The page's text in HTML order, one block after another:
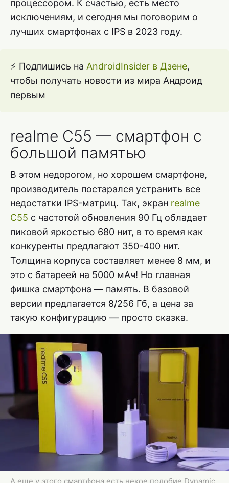
процессором. К счастью, есть место
исключениям, и сегодня мы поговорим о
лучших смартфонах с IPS в 2023 году.
⚡ Подпишись на AndroidInsider в Дзене,
чтобы получать новости из мира Андроид
первым
realme C55 — смартфон с
большой памятью
В этом недорогом, но хорошем смартфоне,
производитель постарался устранить все
недостатки IPS-матриц. Так, экран realme
C55 с частотой обновления 90 Гц обладает
пиковой яркостью 680 нит, в то время как
конкуренты предлагают 350-400 нит.
Толщина корпуса составляет менее 8 мм, и
это с батареей на 5000 мАч! Но главная
фишка смартфона — память. В базовой
версии предлагается 8/256 Гб, а цена за
такую конфигурацию — просто сказка.